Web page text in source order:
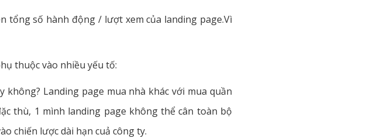
tổng số hành động / lượt xem của landing page.Vì
thuộc vào nhiều yếu tố:
Landing page mua nhà khác với mua quần
thù, 1 mình landing page không thể cân toàn bộ
chiến lược dài hạn cuả công ty.